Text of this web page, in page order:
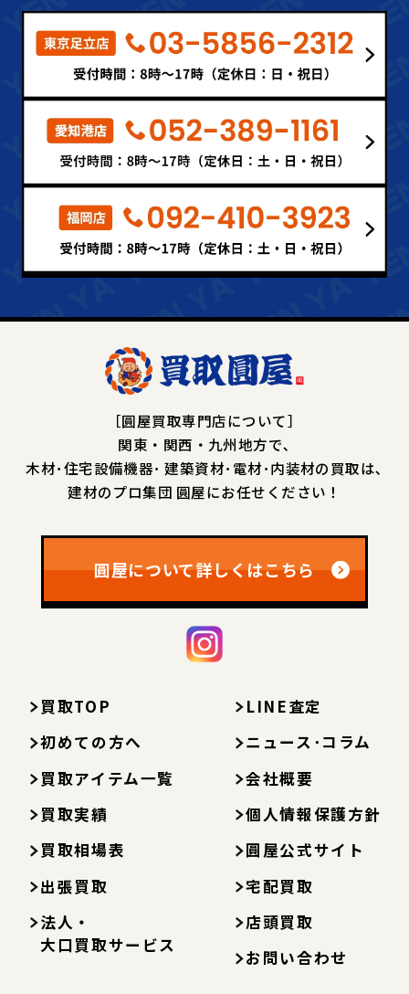
［圓屋買取専門店について］
関東・関西・九州地方で､
木材･住宅設備機器･ 建築資材･電材･内装材の買取は､
建材のプロ集団 圓屋にお任せください！
圓屋について詳しくはこちら
買取TOP
初めての方へ
買取アイテム一覧
買取実績
買取相場表
出張買取
法人・
大口買取サービス
LINE査定
ニュース･コラム
会社概要
個人情報保護方針
圓屋公式サイト
宅配買取
店頭買取
お問い合わせ